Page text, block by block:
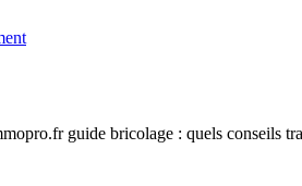
guide bricolage : quels conseils